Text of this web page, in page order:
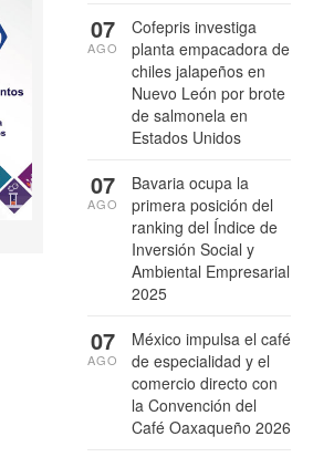
Cofepris investiga
planta empacadora de
chiles jalapeños en
Nuevo León por brote
de salmonela en
Estados Unidos
07
AGO
Bavaria ocupa la
primera posición del
ranking del Índice de
Inversión Social y
Ambiental Empresarial
2025
07
AGO
México impulsa el café
de especialidad y el
comercio directo con
la Convención del
Café Oaxaqueño 2026
07
AGO